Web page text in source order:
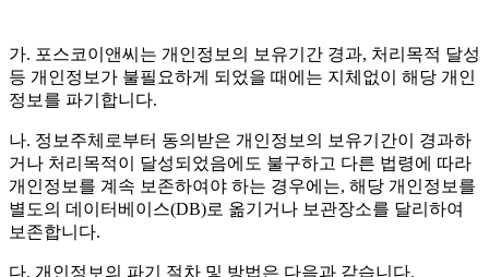
가. 포스코이앤씨는 개인정보의 보유기간 경과, 처리목적 달성
등 개인정보가 불필요하게 되었을 때에는 지체없이 해당 개인
정보를 파기합니다.
나. 정보주체로부터 동의받은 개인정보의 보유기간이 경과하
거나 처리목적이 달성되었음에도 불구하고 다른 법령에 따라
개인정보를 계속 보존하여야 하는 경우에는, 해당 개인정보를
별도의 데이터베이스(DB)로 옮기거나 보관장소를 달리하여
보존합니다.
다. 개인정보의 파기 절차 및 방법은 다음과 같습니다.